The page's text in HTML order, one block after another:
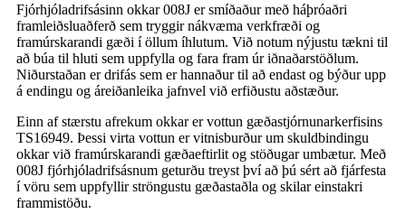
Fjórhjóladrifsásinn okkar 008J er smíðaður með háþróaðri
framleiðsluaðferð sem tryggir nákvæma verkfræði og
framúrskarandi gæði í öllum íhlutum. Við notum nýjustu tækni til
að búa til hluti sem uppfylla og fara fram úr iðnaðarstöðlum.
Niðurstaðan er drifás sem er hannaður til að endast og býður upp
á endingu og áreiðanleika jafnvel við erfiðustu aðstæður.
Einn af stærstu afrekum okkar er vottun gæðastjórnunarkerfisins
TS16949. Þessi virta vottun er vitnisburður um skuldbindingu
okkar við framúrskarandi gæðaeftirlit og stöðugar umbætur. Með
008J fjórhjóladrifsásnum geturðu treyst því að þú sért að fjárfesta
í vöru sem uppfyllir ströngustu gæðastaðla og skilar einstakri
frammistöðu.